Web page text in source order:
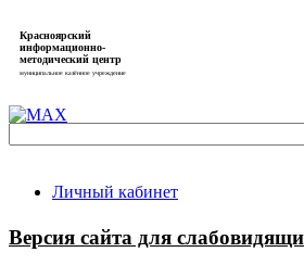
Красноярский
информационно-
методический центр
муниципальное казённое учреждение
Личный кабинет
Версия сайта для